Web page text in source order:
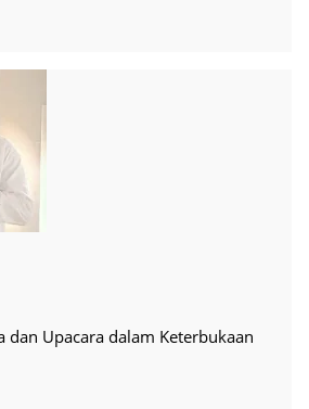
dan Upacara dalam Keterbukaan